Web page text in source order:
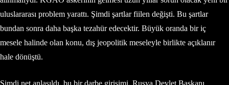
uluslararası problem yarattı. Şimdi şartlar fiilen değişti. Bu şartlar
bundan sonra daha başka tezahür edecektir. Büyük oranda bir iç
mesele halinde olan konu, dış jeopolitik meseleyle birlikte açıklanır
hale dönüştü.
Şimdi net anlaşıldı, bu bir darbe girişimi. Rusya Devlet Başkanı